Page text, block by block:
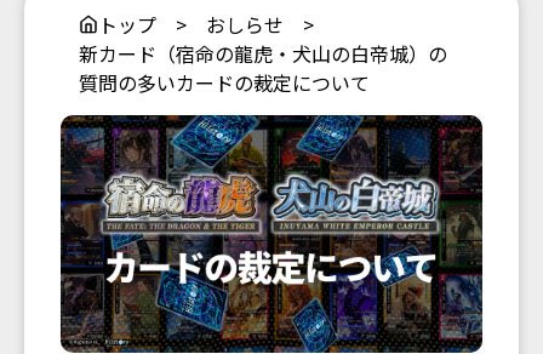
トップ > おしらせ >
新カード（宿命の龍虎・犬山の白帝城）の
質問の多いカードの裁定について